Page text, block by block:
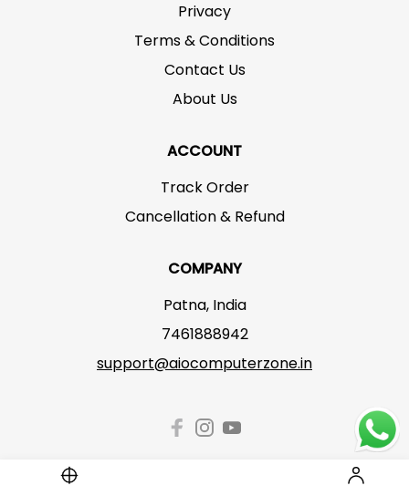
Privacy
Terms & Conditions
Contact Us
About Us
ACCOUNT
Track Order
Cancellation & Refund
COMPANY
Patna, India
7461888942
support@aiocomputerzone.in